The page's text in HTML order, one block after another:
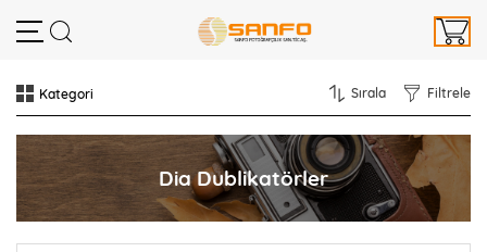
Sırala Filtrele
Dia Dublikatörler